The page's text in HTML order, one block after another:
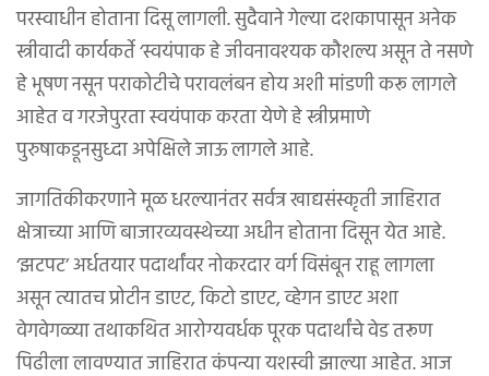
परस्वाधीन होताना दिसू लागली. सुदैवाने गेल्या दशकापासून अनेक
स्त्रीवादी कार्यकर्ते ‘स्वयंपाक हे जीवनावश्यक कौशल्य असून ते नसणे
हे भूषण नसून पराकोटीचे परावलंबन होय अशी मांडणी करू लागले
आहेत व गरजेपुरता स्वयंपाक करता येणे हे स्त्रीप्रमाणे
पुरुषाकडूनसुध्दा अपेक्षिले जाऊ लागले आहे.
जागतिकीकरणाने मूळ धरल्यानंतर सर्वत्र खाद्यसंस्कृती जाहिरात
क्षेत्राच्या आणि बाजारव्यवस्थेच्या अधीन होताना दिसून येत आहे.
‘झटपट’ अर्धतयार पदार्थांवर नोकरदार वर्ग विसंबून राहू लागला
असून त्यातच प्रोटीन डाएट, किटो डाएट, व्हेगन डाएट अशा
वेगवेगळ्या तथाकथित आरोग्यवर्धक पूरक पदार्थांचे वेड तरूण
पिढीला लावण्यात जाहिरात कंपन्या यशस्वी झाल्या आहेत. आज